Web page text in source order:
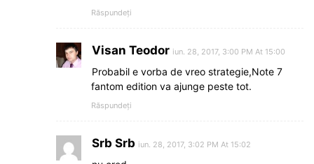
Răspundeți
Visan Teodor iun. 28, 2017, 3:00 PM At 15:00
Probabil e vorba de vreo strategie,Note 7
fantom edition va ajunge peste tot.
Răspundeți
Srb Srb iun. 28, 2017, 3:02 PM At 15:02